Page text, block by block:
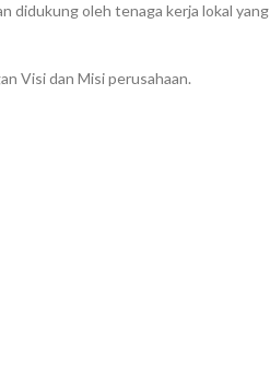
didukung oleh tenaga kerja lokal yang
Visi dan Misi perusahaan.